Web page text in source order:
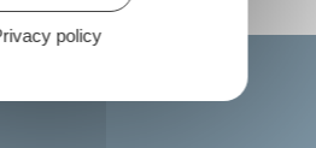
policy